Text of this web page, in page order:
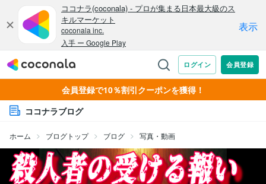
会員登録で10％割引クーポンを獲得！
ココナラブログ
ホーム ブログトップ ブログ 写真・動画